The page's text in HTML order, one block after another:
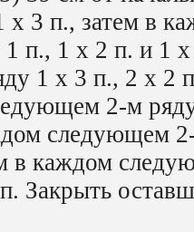
х 3 п., затем в
п., 1 х 2 п. и 1
1 х 3 п., 2 х 2
2-м
следующем
в каждом
Закрыть